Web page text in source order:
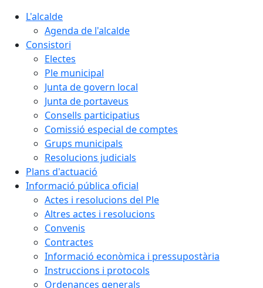
L'alcalde
Agenda de l'alcalde
Consistori
Electes
Ple municipal
Junta de govern local
Junta de portaveus
Consells participatius
Comissió especial de comptes
Grups municipals
Resolucions judicials
Plans d'actuació
Informació pública oficial
Actes i resolucions del Ple
Altres actes i resolucions
Convenis
Contractes
Informació econòmica i pressupostària
Instruccions i protocols
Ordenances generals